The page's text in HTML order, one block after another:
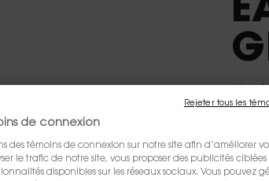
LA
UNE
BLACK
L'OL ...
de connexion
des témoins de connexion sur notre site afin d’améliorer
le trafic de notre site, vous proposer des publicités ciblées
disponibles sur les réseaux sociaux. Vous pouvez
Rejeter tous les